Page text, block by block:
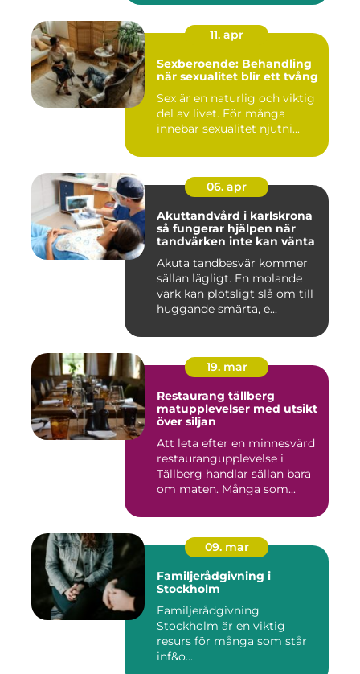
11. apr
Sexberoende: Behandling
när sexualitet blir ett tvång
Sex är en naturlig och viktig
del av livet. För många
innebär sexualitet njutni...
06. apr
Akuttandvård i karlskrona
så fungerar hjälpen när
tandvärken inte kan vänta
Akuta tandbesvär kommer
sällan lägligt. En molande
värk kan plötsligt slå om till
huggande smärta, e...
19. mar
Restaurang tällberg
matupplevelser med utsikt
över siljan
Att leta efter en minnesvärd
restaurangupplevelse i
Tällberg handlar sällan bara
om maten. Många som...
09. mar
Familjerådgivning i
Stockholm
Familjerådgivning
Stockholm är en viktig
resurs för många som står
inf&o...